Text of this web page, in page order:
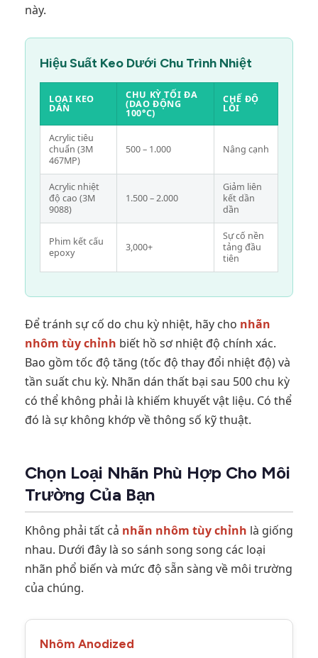
này.
Hiệu Suất Keo Dưới Chu Trình Nhiệt
LOẠI KEO
DÁN
CHU KỲ TỐI ĐA
(DAO ĐỘNG
100°C)
CHẾ ĐỘ
LỖI
Acrylic tiêu
chuẩn (3M
467MP)
500 – 1.000 Nâng cạnh
Acrylic nhiệt
độ cao (3M
9088)
1.500 – 2.000
Giảm liên
kết dần
dần
Phim kết cấu
epoxy
3,000+
Sự cố nền
tảng đầu
tiên
Để tránh sự cố do chu kỳ nhiệt, hãy cho nhãn
nhôm tùy chỉnh biết hồ sơ nhiệt độ chính xác.
Bao gồm tốc độ tăng (tốc độ thay đổi nhiệt độ) và
tần suất chu kỳ. Nhãn dán thất bại sau 500 chu kỳ
có thể không phải là khiếm khuyết vật liệu. Có thể
đó là sự không khớp về thông số kỹ thuật.
Chọn Loại Nhãn Phù Hợp Cho Môi
Trường Của Bạn
Không phải tất cả nhãn nhôm tùy chỉnh là giống
nhau. Dưới đây là so sánh song song các loại
nhãn phổ biến và mức độ sẵn sàng về môi trường
của chúng.
Nhôm Anodized